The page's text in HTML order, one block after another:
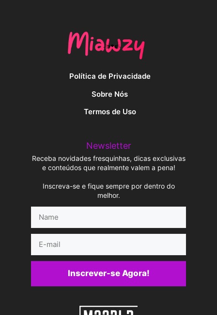
Política de Privacidade
Sobre Nós
Termos de Uso
Newsletter
Receba novidades fresquinhas, dicas exclusivas
e conteúdos que realmente valem a pena!
Inscreva-se e fique sempre por dentro do
melhor.
mail
Inscrever-se Agora!